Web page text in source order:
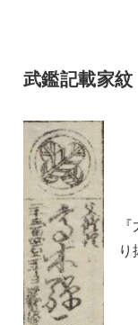
武鑑記載家紋